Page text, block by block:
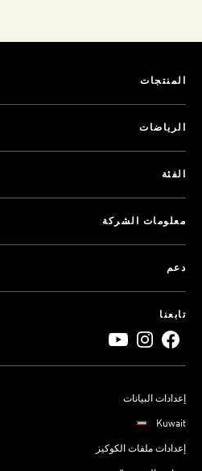
المنتجات
الرياضات
الفئة
معلومات الشركة
دعم
تابعنا
إعدادات البيانات
Kuwait
إعدادات ملفات الكوكيز